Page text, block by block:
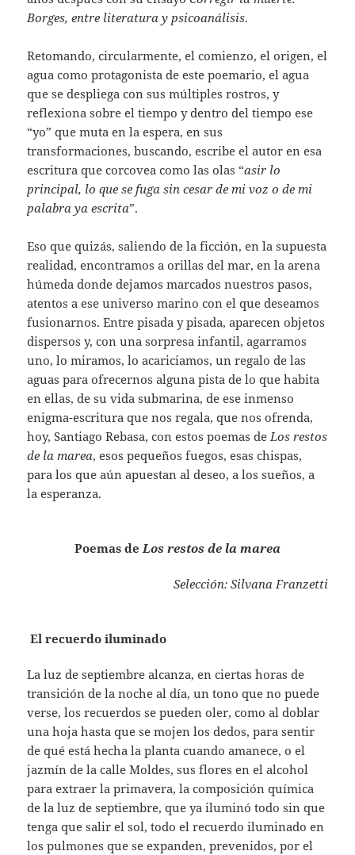
Borges, entre literatura y psicoanálisis.
Retomando, circularmente, el comienzo, el origen, el
agua como protagonista de este poemario, el agua
que se despliega con sus múltiples rostros, y
reflexiona sobre el tiempo y dentro del tiempo ese
“yo” que muta en la espera, en sus
transformaciones, buscando, escribe el autor en esa
escritura que corcovea como las olas “asir lo
principal, lo que se fuga sin cesar de mi voz o de mi
palabra ya escrita”.
Eso que quizás, saliendo de la ficción, en la supuesta
realidad, encontramos a orillas del mar, en la arena
húmeda donde dejamos marcados nuestros pasos,
atentos a ese universo marino con el que deseamos
fusionarnos. Entre pisada y pisada, aparecen objetos
dispersos y, con una sorpresa infantil, agarramos
uno, lo miramos, lo acariciamos, un regalo de las
aguas para ofrecernos alguna pista de lo que habita
en ellas, de su vida submarina, de ese inmenso
enigma-escritura que nos regala, que nos ofrenda,
hoy, Santiago Rebasa, con estos poemas de Los restos
de la marea, esos pequeños fuegos, esas chispas,
para los que aún apuestan al deseo, a los sueños, a
la esperanza.
Poemas de Los restos de la marea
Selección: Silvana Franzetti
El recuerdo iluminado
La luz de septiembre alcanza, en ciertas horas de
transición de la noche al día, un tono que no puede
verse, los recuerdos se pueden oler, como al doblar
una hoja hasta que se mojen los dedos, para sentir
de qué está hecha la planta cuando amanece, o el
jazmín de la calle Moldes, sus flores en el alcohol
para extraer la primavera, la composición química
de la luz de septiembre, que ya iluminó todo sin que
tenga que salir el sol, todo el recuerdo iluminado en
los pulmones que se expanden, prevenidos, por el